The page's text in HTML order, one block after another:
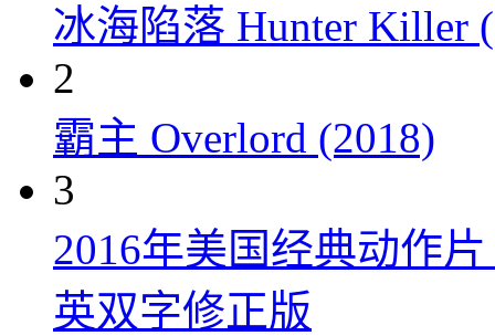
冰海陷落 Hunter Killer
2
霸主 Overlord (2018)
3
2016年美国经典动作
英双字修正版